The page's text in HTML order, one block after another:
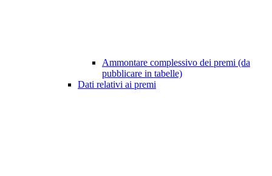
Ammontare complessivo dei premi (da
pubblicare in tabelle)
Dati relativi ai premi